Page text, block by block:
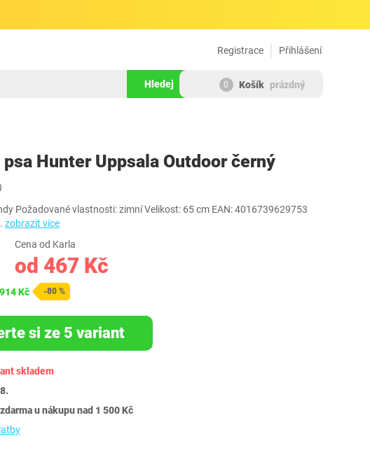
Přihlášení
Registrace
Hledej 0 Košík prázdný
Hunter Uppsala Outdoor černý
Požadované vlastnosti: zimní Velikost: 65 cm EAN: 4016739629753
zobrazit více
Cena od Karla
od 467 Kč
Kč -80 %
si ze 5 variant
skladem
u nákupu nad 1 500 Kč